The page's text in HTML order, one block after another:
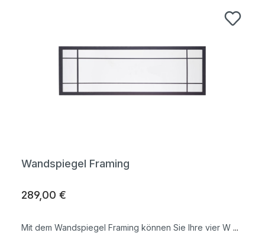
Wandspiegel Framing
289,00 €
Mit dem Wandspiegel Framing können Sie Ihre vier W ...